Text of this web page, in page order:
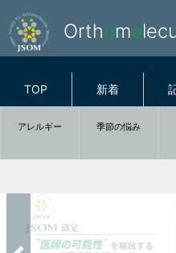
Orthomo
TOP 新着
アレルギー 季節の悩み